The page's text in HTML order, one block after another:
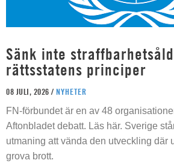
Sänk inte
rättsstatens principer
08 JULI, 2026 / NYHETER
FN-förbundet är en av 48
Aftonbladet debatt. Läs här. Sverige
utmaning att vända den utveckling där
grova brott.